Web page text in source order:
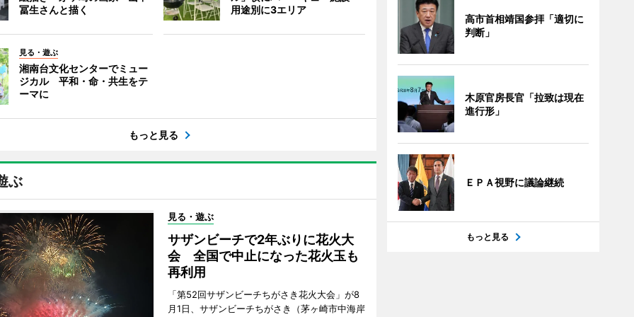
冨生さんと描く
用途別に3エリア
見る・遊ぶ
湘南台文化センターでミュー
ジカル 平和・命・共生をテ
ーマに
もっと見る
ぶ
見る・遊ぶ
サザンビーチで2年ぶりに花火大
会 全国で中止になった花火玉も
再利用
「第52回サザンビーチちがさき花火大会」が8
月1日、サザンビーチちがさき（茅ヶ崎市中海岸
高市首相靖国参拝「適切に
判断」
木原官房長官「拉致は現在
進行形」
ＥＰＡ視野に議論継続
もっと見る